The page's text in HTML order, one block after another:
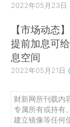
2022年05月23日
【市场动态
提前加息可
息空间
2022年05月21日
财新网所刊载内
专属所有或持有
建立镜像等任何